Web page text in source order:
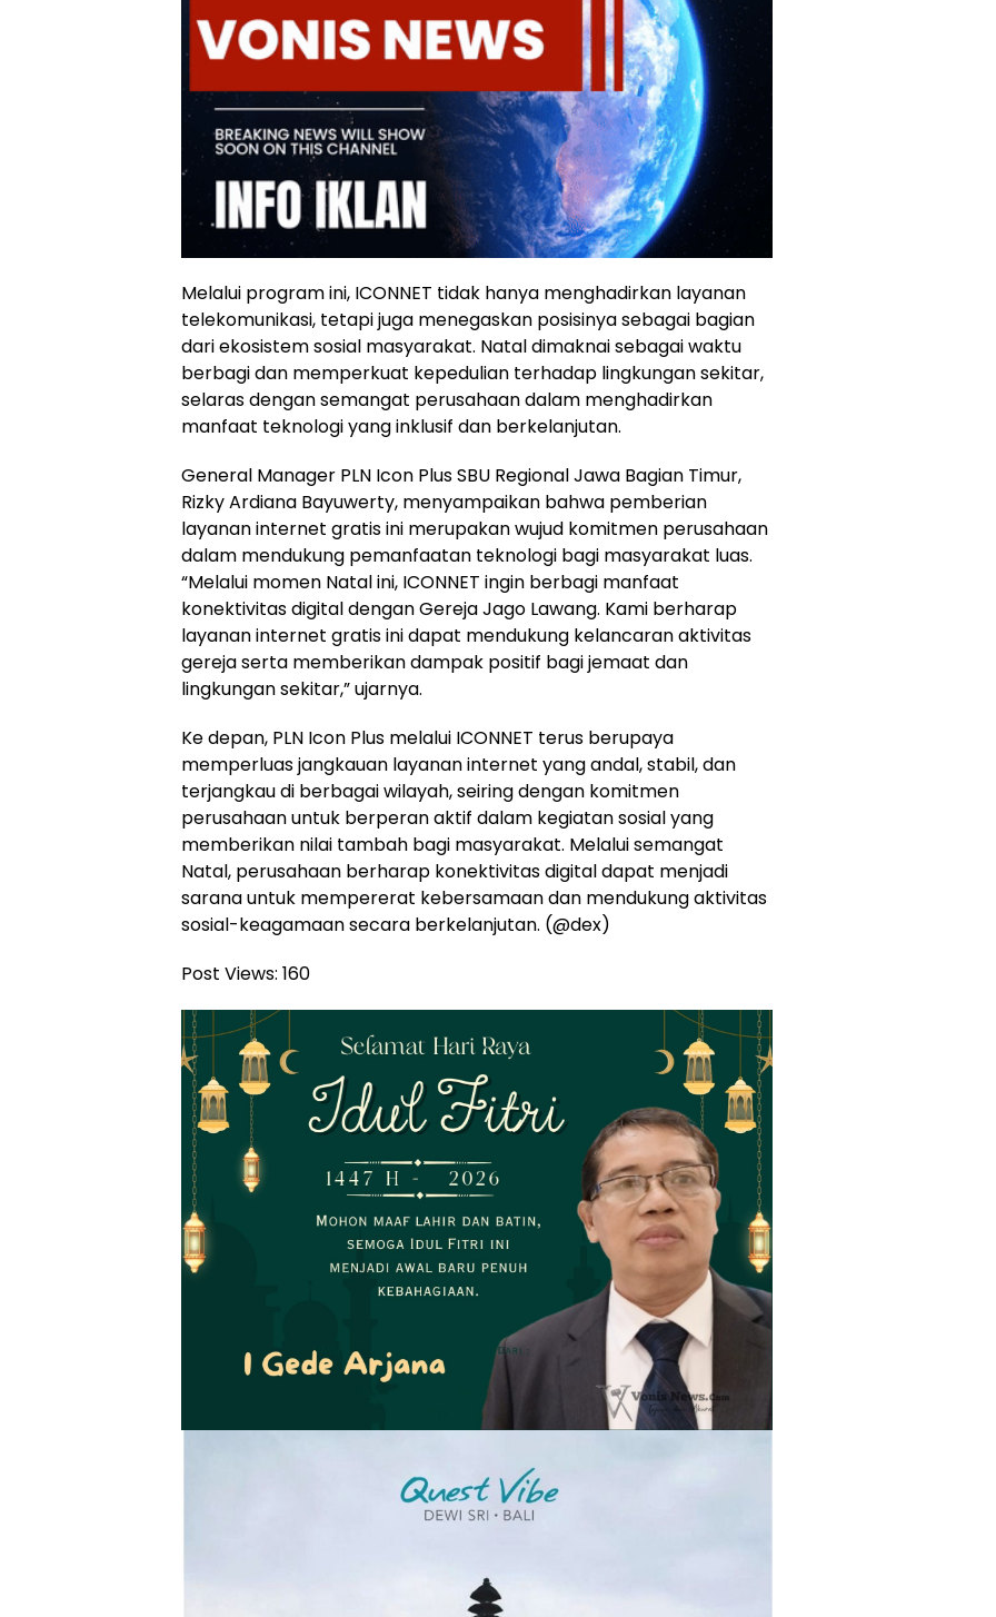
Melalui program ini, ICONNET tidak hanya menghadirkan layanan
telekomunikasi, tetapi juga menegaskan posisinya sebagai bagian
dari ekosistem sosial masyarakat. Natal dimaknai sebagai waktu
berbagi dan memperkuat kepedulian terhadap lingkungan sekitar,
selaras dengan semangat perusahaan dalam menghadirkan
manfaat teknologi yang inklusif dan berkelanjutan.
General Manager PLN Icon Plus SBU Regional Jawa Bagian Timur,
Rizky Ardiana Bayuwerty, menyampaikan bahwa pemberian
layanan internet gratis ini merupakan wujud komitmen perusahaan
dalam mendukung pemanfaatan teknologi bagi masyarakat luas.
“Melalui momen Natal ini, ICONNET ingin berbagi manfaat
konektivitas digital dengan Gereja Jago Lawang. Kami berharap
layanan internet gratis ini dapat mendukung kelancaran aktivitas
gereja serta memberikan dampak positif bagi jemaat dan
lingkungan sekitar,” ujarnya.
Ke depan, PLN Icon Plus melalui ICONNET terus berupaya
memperluas jangkauan layanan internet yang andal, stabil, dan
terjangkau di berbagai wilayah, seiring dengan komitmen
perusahaan untuk berperan aktif dalam kegiatan sosial yang
memberikan nilai tambah bagi masyarakat. Melalui semangat
Natal, perusahaan berharap konektivitas digital dapat menjadi
sarana untuk mempererat kebersamaan dan mendukung aktivitas
sosial-keagamaan secara berkelanjutan. (@dex)
Post Views: 160